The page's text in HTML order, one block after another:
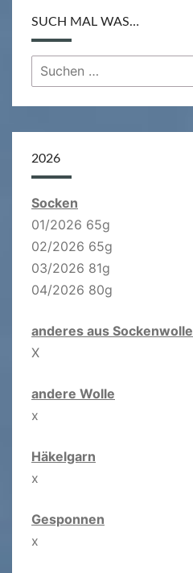
SUCH MAL WAS…
Suchen
nach:
2026
Socken
01/2026 65g
02/2026 65g
03/2026 81g
04/2026 80g
anderes aus Sockenwolle
X
andere Wolle
x
Häkelgarn
x
Gesponnen
x